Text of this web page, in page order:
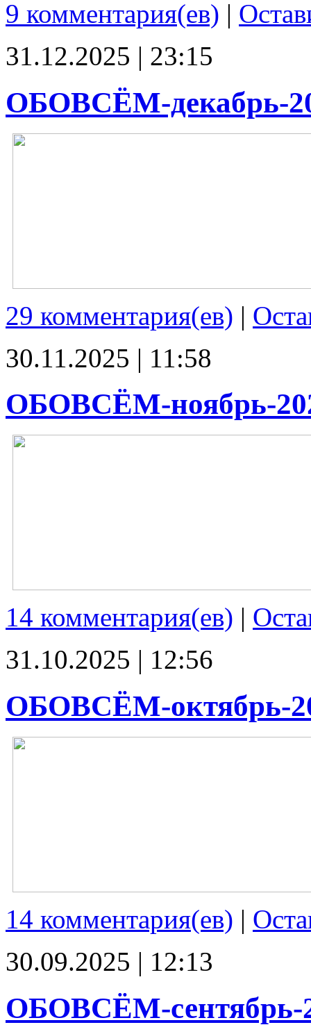
9 комментария(ев) |
31.12.2025 | 23:15
ОБОВСЁМ-декабрь-
29 комментария(ев) |
30.11.2025 | 11:58
ОБОВСЁМ-ноябрь-
14 комментария(ев) |
31.10.2025 | 12:56
ОБОВСЁМ-октябрь-
14 комментария(ев) |
30.09.2025 | 12:13
ОБОВСЁМ-сентябрь-